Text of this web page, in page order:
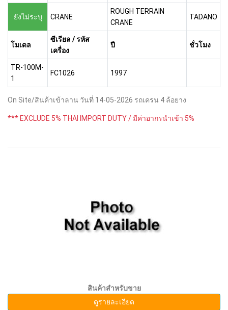
ยังไม่ระบุ CRANE
ROUGH TERRAIN
CRANE
TADANO
โมเดล
ซีเรียล / รหัส
เครื่อง
ปี ชั่วโมง
TR-100M-
1
FC1026 1997
On Site/สินค้าเข้าลาน วันที่ 14-05-2026 รถเครน 4 ล้อยาง
*** EXCLUDE 5% THAI IMPORT DUTY / มีค่าอากรนำเข้า 5%
สินค้าสำหรับขาย
ดูรายละเอียด